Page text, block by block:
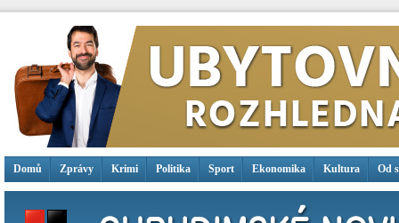
Domů Zprávy Krimi Politika Sport Ekonomika Kultura Od